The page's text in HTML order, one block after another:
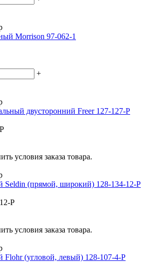
Morrison 97-062-1
+
двусторонний Freer 127-127-P
условия заказа товара.
Seldin (прямой, широкий) 128-134-12-P
P
условия заказа товара.
Flohr (угловой, левый) 128-107-4-P